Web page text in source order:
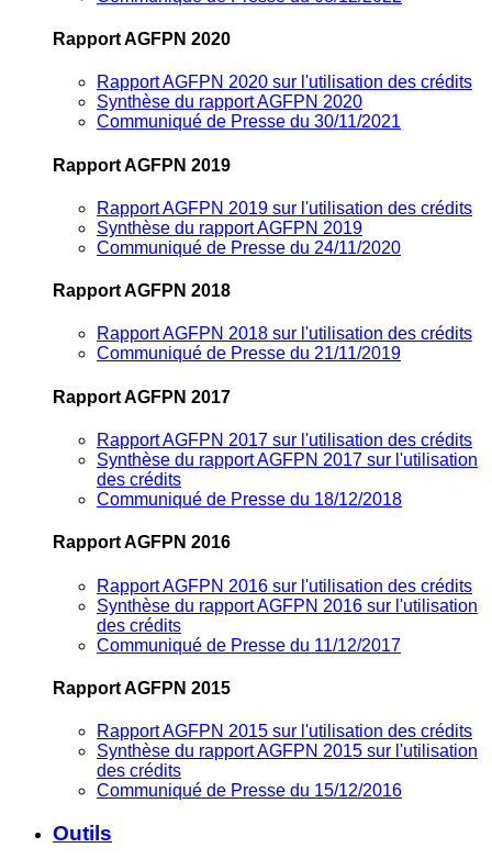
Rapport AGFPN 2020
Rapport AGFPN 2020 sur l'utilisation des crédits
Synthèse du rapport AGFPN 2020
Communiqué de Presse du 30/11/2021
Rapport AGFPN 2019
Rapport AGFPN 2019 sur l'utilisation des crédits
Synthèse du rapport AGFPN 2019
Communiqué de Presse du 24/11/2020
Rapport AGFPN 2018
Rapport AGFPN 2018 sur l'utilisation des crédits
Communiqué de Presse du 21/11/2019
Rapport AGFPN 2017
Rapport AGFPN 2017 sur l'utilisation des crédits
Synthèse du rapport AGFPN 2017 sur l'utilisation
des crédits
Communiqué de Presse du 18/12/2018
Rapport AGFPN 2016
Rapport AGFPN 2016 sur l'utilisation des crédits
Synthèse du rapport AGFPN 2016 sur l'utilisation
des crédits
Communiqué de Presse du 11/12/2017
Rapport AGFPN 2015
Rapport AGFPN 2015 sur l'utilisation des crédits
Synthèse du rapport AGFPN 2015 sur l'utilisation
des crédits
Communiqué de Presse du 15/12/2016
Outils